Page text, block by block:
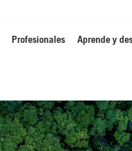
Profesionales Aprende y